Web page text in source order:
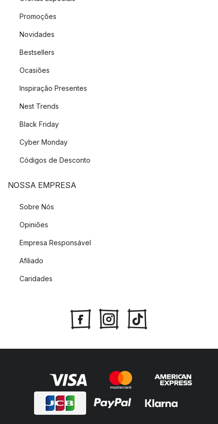
Promoções
Novidades
Bestsellers
Ocasiões
Inspiração Presentes
Nest Trends
Black Friday
Cyber Monday
Códigos de Desconto
NOSSA EMPRESA
Sobre Nós
Opiniões
Empresa Responsável
Afiliado
Caridades